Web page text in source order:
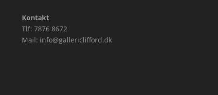
Kontakt
Tlf: 7876 8672
Mail: info@gallericlifford.dk